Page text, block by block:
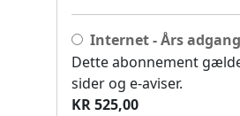
Internet - Års adgang
Dette abonnement
sider og e-aviser.
KR 525,00